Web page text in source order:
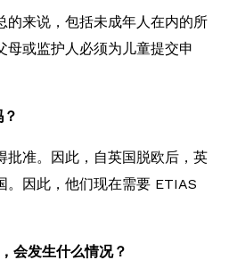
的来说，包括未成年人在内的所
母或监护人必须为儿童提交申
批准。因此，自英国脱欧后，英
。因此，他们现在需要 ETIAS
会发生什么情况？